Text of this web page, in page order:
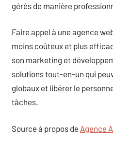
gérés de manière
Faire appel à une agence
moins coûteux et plus
son marketing et
solutions tout-en-un qui
globaux et libérer le
tâches.
Source à propos de Agence